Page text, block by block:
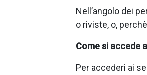
Nell’angolo dei
o riviste, o,
Come si accede
Per accederi ai